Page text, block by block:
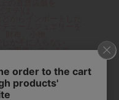
ご用意しています。
取り揃え、
ディア着用商品、
るコンテンツ、
ポイント還元
提供。